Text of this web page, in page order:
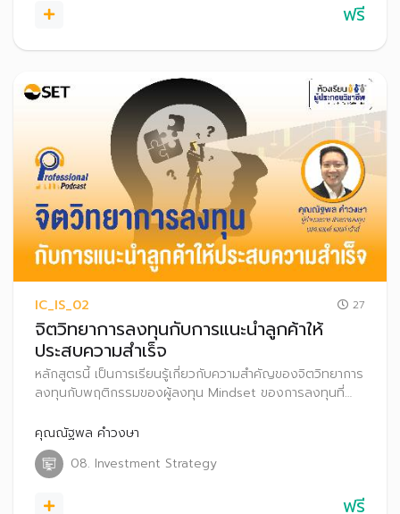
ฟรี
IC_IS_02 27
จิตวิทยาการลงทุนกับการแนะนำลูกค้าให้
ประสบความสำเร็จ
หลักสูตรนี้ เป็นการเรียนรู้เกี่ยวกับความสำคัญของจิตวิทยาการ
ลงทุนกับพฤติกรรมของผู้ลงทุน Mindset ของการลงทุนที่
แนะนำลูกค้าให้ประสบความสำเร็จ
คุณณัฐพล คำวงษา
08. Investment Strategy
ฟรี